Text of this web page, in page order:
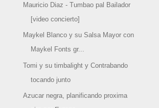
Mauricio Diaz - Tumbao pal Bailador
[video concierto]
Maykel Blanco y su Salsa Mayor con
Maykel Fonts gr...
Tomi y su timbalight y Contrabando
tocando junto
Azucar negra, planificando proxima